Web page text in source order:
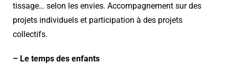
tissage… selon les envies. Accompagnement sur des
projets individuels et participation à des projets
collectifs.
– Le temps des enfants